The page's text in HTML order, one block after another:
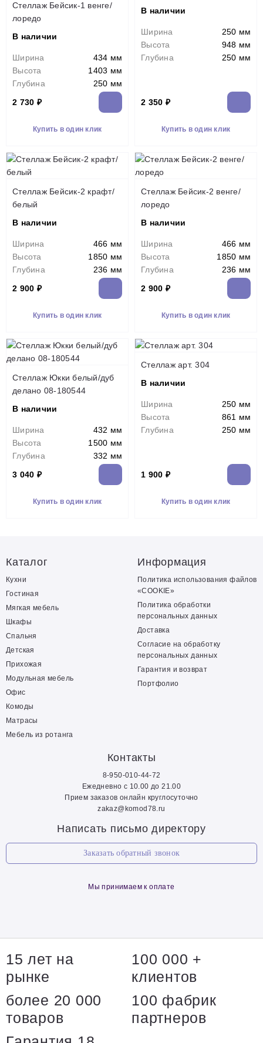
Стеллаж Бейсик-1 венге/
лоредо
В наличии
Ширина
434 мм
Высота
1403 мм
Глубина
250 мм
2 730 ₽
Купить в один клик
В наличии
Ширина
250 мм
Высота
948 мм
Глубина
250 мм
2 350 ₽
Купить в один клик
Стеллаж Бейсик-2 крафт/
белый
В наличии
Ширина
466 мм
Высота
1850 мм
Глубина
236 мм
2 900 ₽
Купить в один клик
Стеллаж Бейсик-2 венге/
лоредо
В наличии
Ширина
466 мм
Высота
1850 мм
Глубина
236 мм
2 900 ₽
Купить в один клик
Стеллаж Юкки белый/дуб
делано 08-180544
В наличии
Ширина
432 мм
Высота
1500 мм
Глубина
332 мм
3 040 ₽
Купить в один клик
Стеллаж арт. 304
В наличии
Ширина
250 мм
Высота
861 мм
Глубина
250 мм
1 900 ₽
Купить в один клик
Каталог
Кухни
Гостиная
Мягкая мебель
Шкафы
Спальня
Детская
Прихожая
Модульная мебель
Офис
Комоды
Матрасы
Мебель из ротанга
Информация
Политика использования файлов
«COOKIE»
Политика обработки
персональных данных
Доставка
Согласие на обработку
персональных данных
Гарантия и возврат
Портфолио
Контакты
8-950-010-44-72
Ежедневно с 10.00 до 21.00
Прием заказов онлайн круглосуточно
zakaz@komod78.ru
Написать письмо директору
Заказать обратный звонок
Мы принимаем к оплате
15 лет на
рынке
100 000 +
клиентов
более 20 000
товаров
100 фабрик
партнеров